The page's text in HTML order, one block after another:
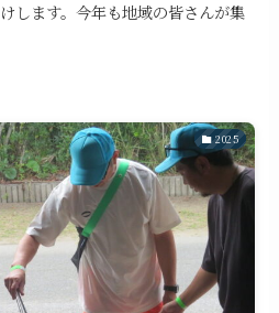
します。今年も地域の皆さんが集
2025